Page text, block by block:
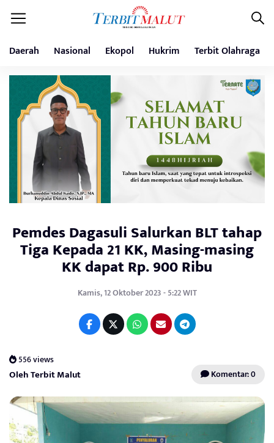
Daerah Nasional Ekopol Hukrim Terbit Olahraga
Pemdes Dagasuli Salurkan BLT tahap
Tiga Kepada 21 KK, Masing-masing
KK dapat Rp. 900 Ribu
Kamis, 12 Oktober 2023 - 5:22 WIT
556 views
Oleh Terbit Malut Komentar: 0